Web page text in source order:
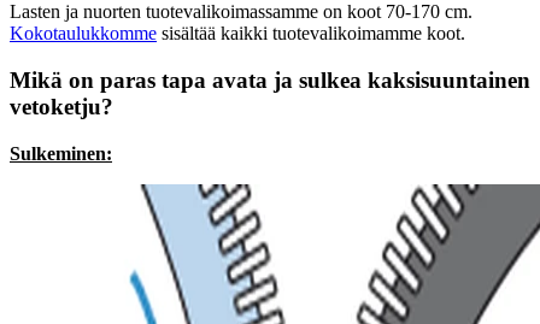
Lasten ja nuorten tuotevalikoimassamme on koot 70-170 cm.
Kokotaulukkomme sisältää kaikki tuotevalikoimamme koot.
Mikä on paras tapa avata ja sulkea kaksisuuntainen
vetoketju?
Sulkeminen: